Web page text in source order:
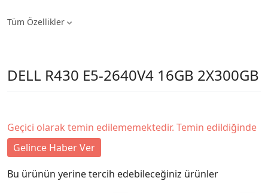
Tüm Özellikler
DELL R430 E5-2640V4 16GB 2X300GB
Geçici olarak temin edilememektedir. Temin edildiğinde
Gelince Haber Ver
Bu ürünün yerine tercih edebileceğiniz ürünler